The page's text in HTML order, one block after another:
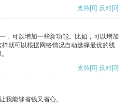
支持[0] 反对[0]
，可以增加一些新功能。比如，可以增加
就可以根据网络情况自动选择最优的线
支持[0] 反对[0]
我能够省钱又省心。